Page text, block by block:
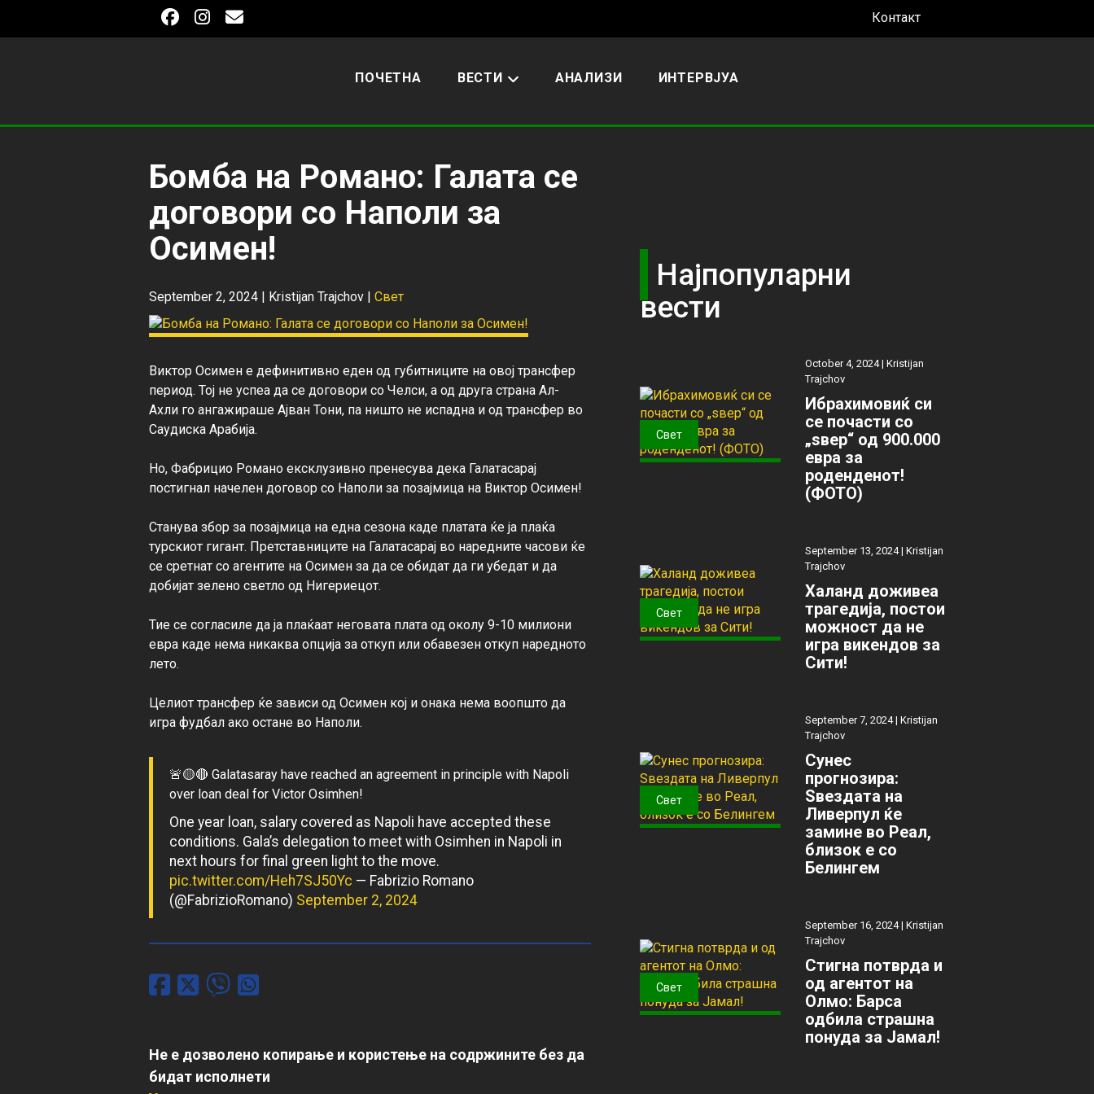
Контакт
ПОЧЕТНА ВЕСТИ АНАЛИЗИ ИНТЕРВЈУА
Бомба на Романо: Галата се
договори со Наполи за
Осимен!
September 2, 2024 | Kristijan Trajchov | Свет
Виктор Осимен е дефинитивно еден од губитниците на овој трансфер
период. Тој не успеа да се договори со Челси, а од друга страна Ал-
Ахли го ангажираше Ајван Тони, па ништо не испадна и од трансфер во
Саудиска Арабија.
Но, Фабрицио Романо ексклузивно пренесува дека Галатасарај
постигнал начелен договор со Наполи за позајмица на Виктор Осимен!
Станува збор за позајмица на една сезона каде платата ќе ја плаќа
турскиот гигант. Претставниците на Галатасарај во наредните часови ќе
се сретнат со агентите на Осимен за да се обидат да ги убедат и да
добијат зелено светло од Нигериецот.
Тие се согласиле да ја плаќаат неговата плата од околу 9-10 милиони
евра каде нема никаква опција за откуп или обавезен откуп наредното
лето.
Целиот трансфер ќе зависи од Осимен кој и онака нема воопшто да
🚨🟡🔴 Galatasaray have reached an agreement in principle with Napoli
over loan deal for Victor Osimhen!
One year loan, salary covered as Napoli have accepted these
conditions. Gala’s delegation to meet with Osimhen in Napoli in
next hours for final green light to the move.
pic.twitter.com/Heh7SJ50Yc — Fabrizio Romano
(@FabrizioRomano) September 2, 2024
Не е дозволено копирање и користење на содржините без да
бидат исполнети
Најпопуларни
вести
Свет
October 4, 2024 | Kristijan
Trajchov
Ибрахимовиќ си
се почасти со
„ѕвер“ од 900.000
евра за
роденденот!
(ФОТО)
Свет
September 13, 2024 | Kristijan
Trajchov
Халанд доживеа
трагедија, постои
можност да не
игра викендов за
Сити!
Свет
September 7, 2024 | Kristijan
Trajchov
Сунес
прогнозира:
Ѕвездата на
Ливерпул ќе
замине во Реал,
близок е со
Белингем
Свет
September 16, 2024 | Kristijan
Trajchov
Стигна потврда и
од агентот на
Олмо: Барса
одбила страшна
понуда за Јамал!